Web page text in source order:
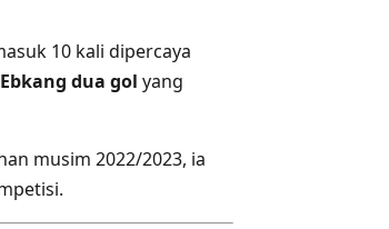
10 kali dipercaya
dua gol yang
musim 2022/2023, ia